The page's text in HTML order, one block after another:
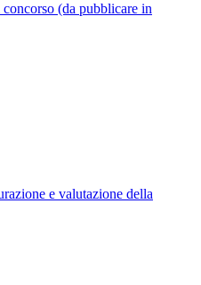
(da pubblicare in
e valutazione della